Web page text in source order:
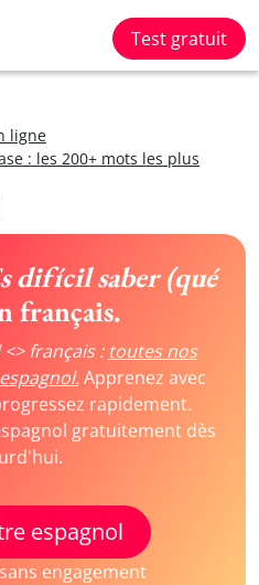
Test gratuit
ligne
: les 200+ mots les plus
difícil saber (qué
français.
français : toutes nos
Apprenez avec
rapidement.
gratuitement dès
espagnol
engagement